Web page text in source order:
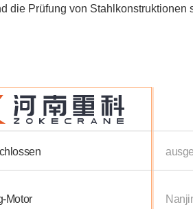
die Prüfung von Stahlkonstruktionen
Motor